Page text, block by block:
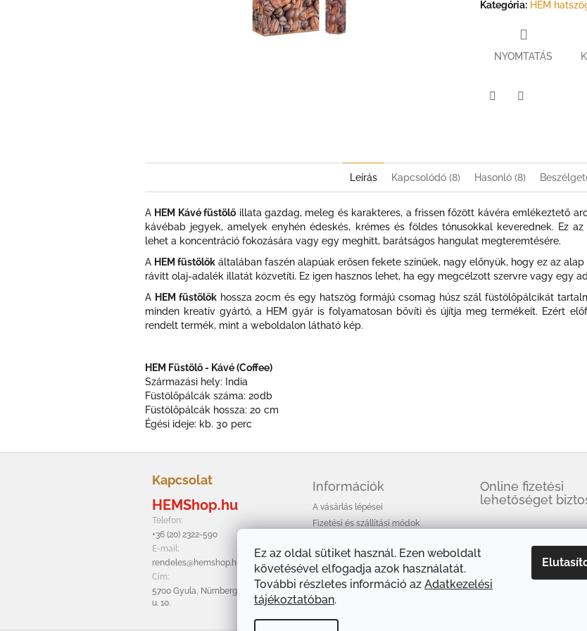
Ez az oldal sütiket használ. Ezen weboldalt
követésével elfogadja azok használatát.
További részletes információ az Adatkezelési
tájékoztatóban.
Kategória: HEM
NYOMTATÁS
Leírás Kapcsolódó (8) Hasonló (8)
A HEM Kávé füstölő illata gazdag, meleg és karakteres, a frissen főzött kávéra emlékeztető
kávébab jegyek, amelyek enyhén édeskés, krémes és földes tónusokkal keverednek. Ez
lehet a koncentráció fokozására vagy egy meghitt, barátságos hangulat megteremtésére.
A HEM füstölők általában faszén alapúak erősen fekete színűek, nagy előnyük, hogy ez az
rávitt olaj-adalék illatát közvetíti. Ez igen hasznos lehet, ha egy megcélzott szervre vagy egy
A HEM füstölőkhossza 20cm és egy hatszög formájú csomag húsz szál füstölőpálcikát
minden kreatív gyártó, a HEM gyár is folyamatosan bővíti és újítja meg termékeit. Ezért
rendelt termék, mint a weboldalon látható kép.
HEM Füstölő - Kávé (Coffee)
Származási hely: India
Füstölőpálcák száma: 20db
Füstölőpálcák hossza: 20 cm
Égési ideje: kb. 30 perc
Kapcsolat
HEMShop.hu
Telefon:
+36 (20) 2322-590
E-mail:
rendeles@hemshop.hu
Cím:
5700 Gyula, Nürnbergi
u. 10.
Információk
A vásárlás lépései
Fizetési és szállítási módok
Adatkezelési tájékoztató
A HEM füstölőkről
Cikkek
Online fizetési
lehetőséget